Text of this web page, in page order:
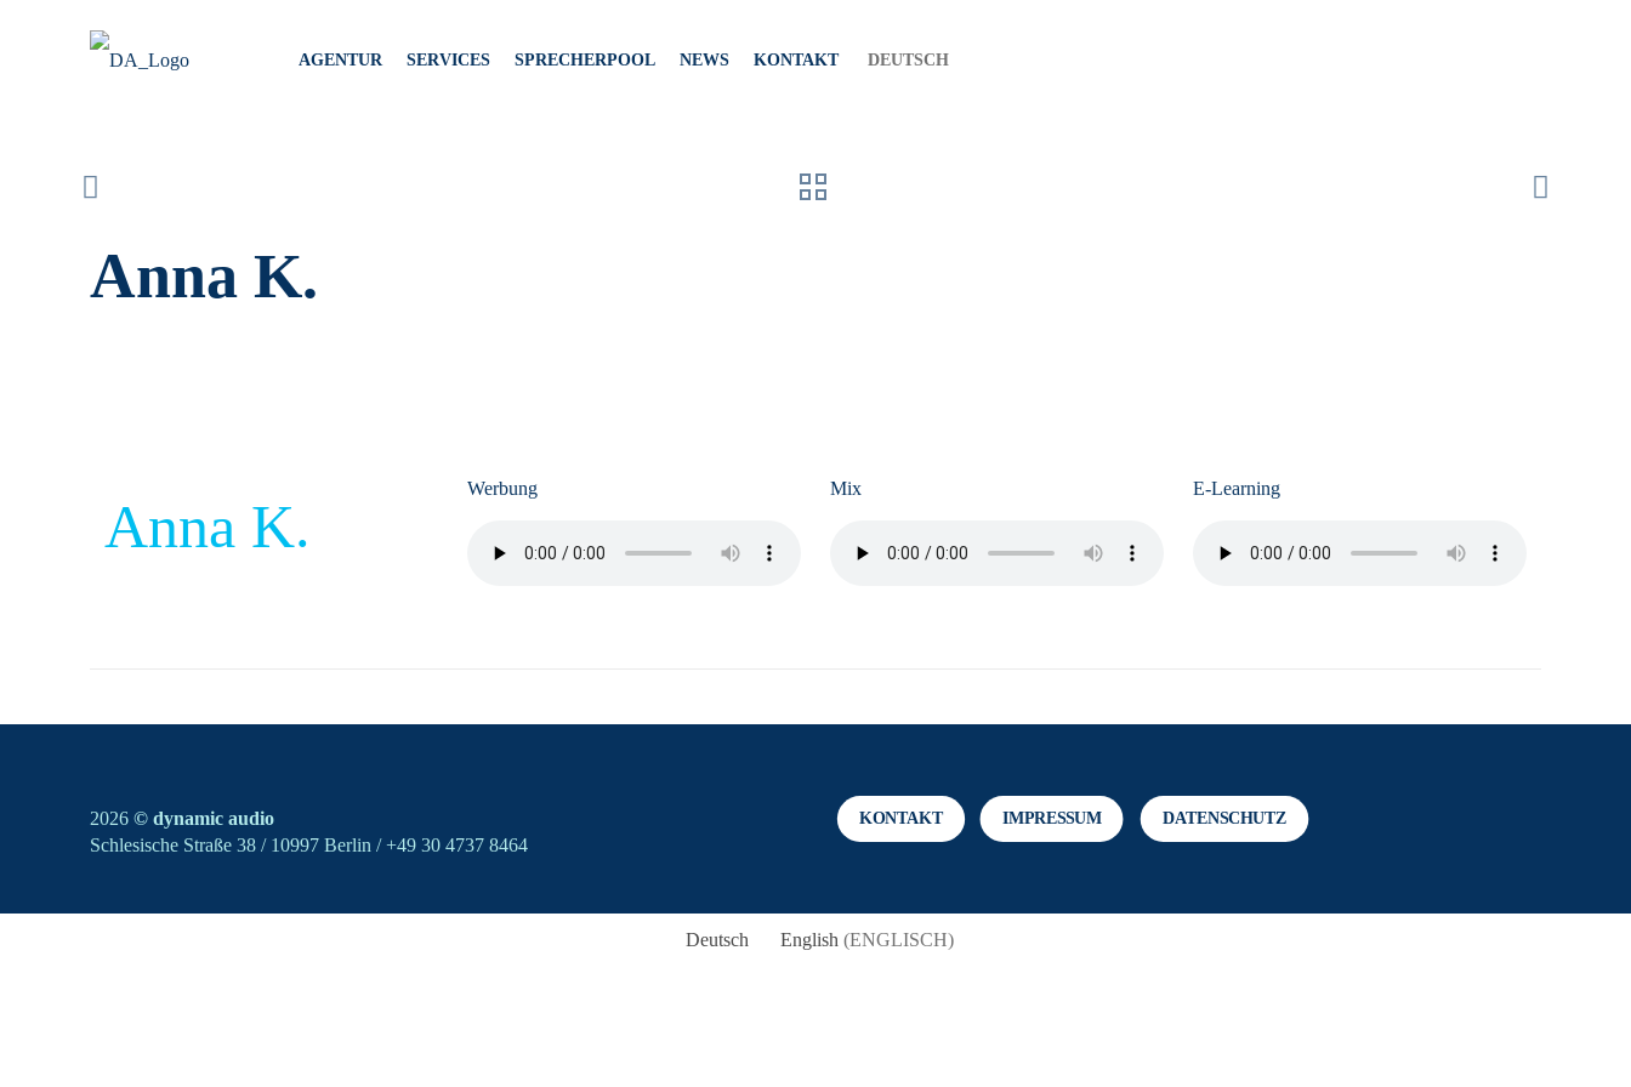
AGENTUR SERVICES SPRECHERPOOL NEWS KONTAKT DEUTSCH
Anna K.
Anna K.
Werbung Mix E-Learning
2026 © dynamic audio
Schlesische Straße 38 / 10997 Berlin / +49 30 4737 8464
KONTAKT IMPRESSUM DATENSCHUTZ
Deutsch English (ENGLISCH)